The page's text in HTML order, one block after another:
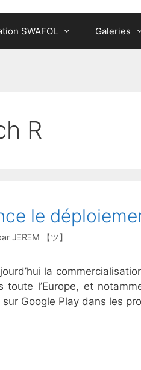
SWAFOL Galeries
R
le
JΞRΞM 【ツ】
la
toute l’Europe, et
Google Play dans les